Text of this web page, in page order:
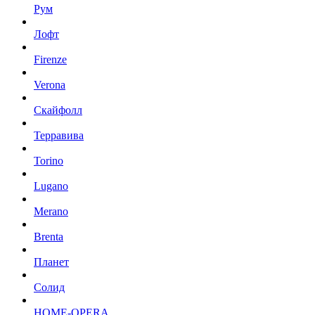
Рум
Лофт
Firenze
Verona
Скайфолл
Терравива
Torino
Lugano
Merano
Brenta
Планет
Солид
HOME-OPERA